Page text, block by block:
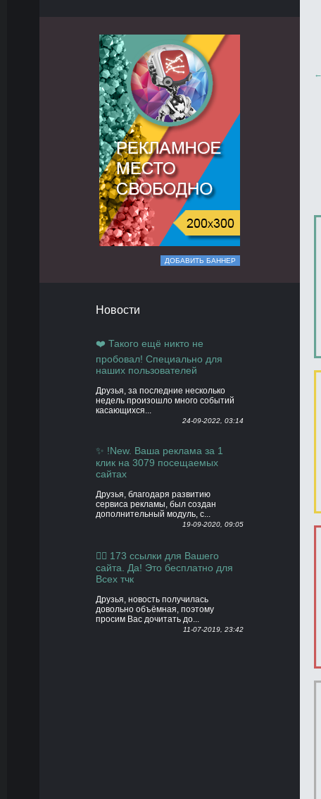
ДОБАВИТЬ БАННЕР
Новости
❤️ Такого ещё никто не
пробовал! Специально для
наших пользователей
Друзья, за последние несколько
недель произошло много событий
касающихся...
24-09-2022, 03:14
✨ !New. Ваша реклама за 1
клик на 3079 посещаемых
сайтах
Друзья, благодаря развитию
сервиса рекламы, был создан
дополнительный модуль, с...
19-09-2020, 09:05
👍🏻 173 ссылки для Вашего
сайта. Да! Это бесплатно для
Всех тчк
Друзья, новость получилась
довольно объёмная, поэтому
просим Вас дочитать до...
11-07-2019, 23:42
←